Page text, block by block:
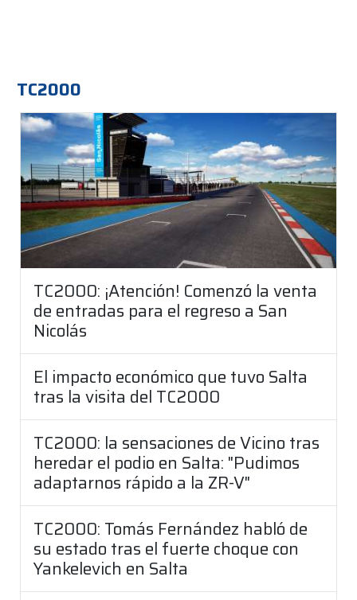
TC2000
TC2000: ¡Atención! Comenzó la venta
de entradas para el regreso a San
Nicolás
El impacto económico que tuvo Salta
tras la visita del TC2000
TC2000: la sensaciones de Vicino tras
heredar el podio en Salta: "Pudimos
adaptarnos rápido a la ZR-V"
TC2000: Tomás Fernández habló de
su estado tras el fuerte choque con
Yankelevich en Salta